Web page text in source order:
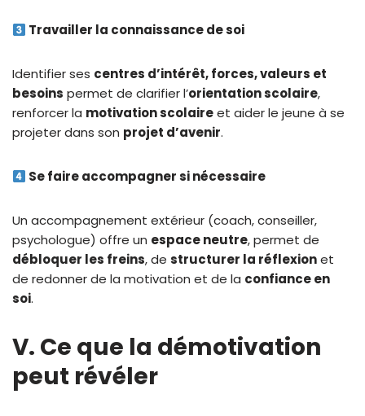
Travailler la connaissance de soi
Identifier ses centres d’intérêt, forces, valeurs et
besoins permet de clarifier l’orientation scolaire,
renforcer la motivation scolaireet aider le jeune à se
projeter dans son projet d’avenir.
Se faire accompagner si nécessaire
Un accompagnement extérieur (coach, conseiller,
psychologue) offre un espace neutre, permet de
débloquer les freins, de structurer la réflexionet
de redonner de la motivation et de la confiance en
soi.
V. Ce que la démotivation
peut révéler